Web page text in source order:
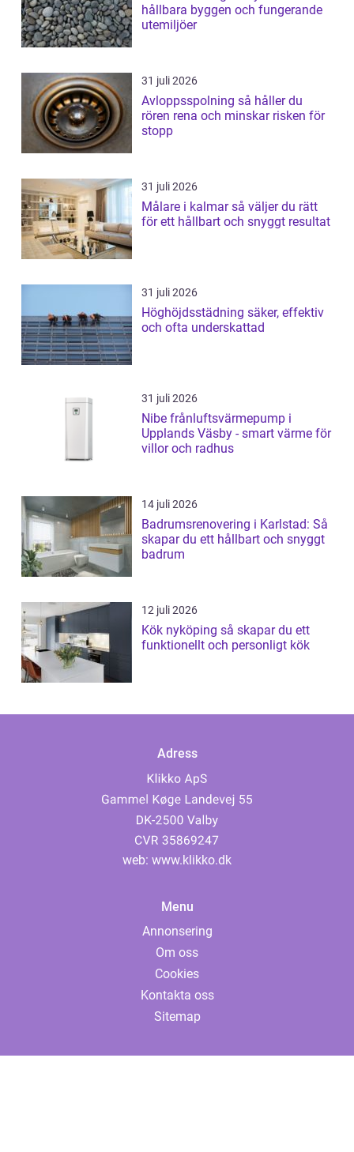
hållbara byggen och fungerande
utemiljöer
31 juli 2026
Avloppsspolning så håller du
rören rena och minskar risken för
stopp
31 juli 2026
Målare i kalmar så väljer du rätt
för ett hållbart och snyggt resultat
31 juli 2026
Höghöjdsstädning säker, effektiv
och ofta underskattad
31 juli 2026
Nibe frånluftsvärmepump i
Upplands Väsby - smart värme för
villor och radhus
14 juli 2026
Badrumsrenovering i Karlstad: Så
skapar du ett hållbart och snyggt
badrum
12 juli 2026
Kök nyköping så skapar du ett
funktionellt och personligt kök
Adress
web: www.klikko.dk
Menu
Annonsering
Om oss
Cookies
Kontakta oss
Sitemap